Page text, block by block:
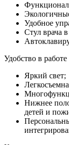
Удобное
Стул врача
Удобство в работе
Яркий свет;
Нижнее
детей и